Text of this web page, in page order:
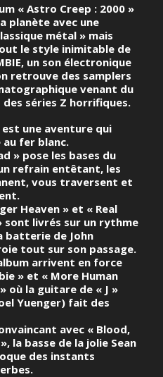
« Astro Creep : 2000 »
planète avec une
métal » mais
le style inimitable de
un son électronique
retrouve des samplers
venant du
séries Z horrifiques.
une aventure qui
fer blanc.
» pose les bases du
refrain entêtant, les
vous traversent et
Heaven » et « Real
sont livrés sur un rythme
batterie de John
tout sur son passage.
arrivent en force
» et « More Human
où la guitare de « J »
Yuenger) fait des
avec « Blood,
la basse de la jolie Sean
des instants